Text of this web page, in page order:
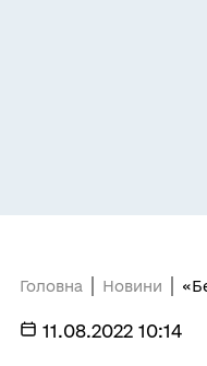
Головна Новини
11.08.2022 10:14